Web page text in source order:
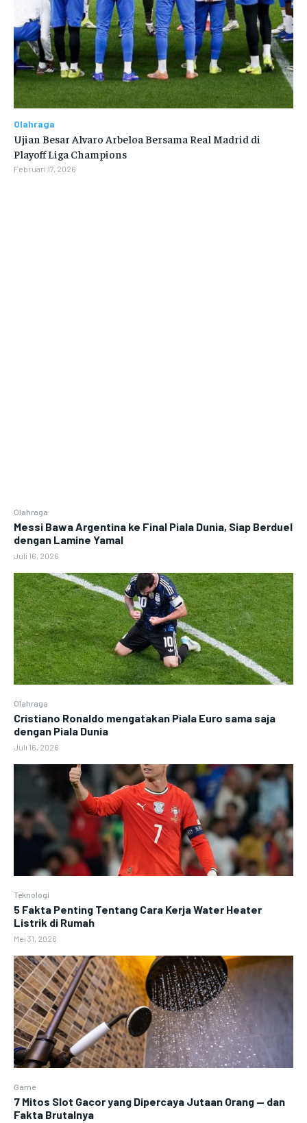
Olahraga
Messi Bawa Argentina ke Final Piala Dunia, Siap Berduel
dengan Lamine Yamal
Juli 16, 2026
Olahraga
Cristiano Ronaldo mengatakan Piala Euro sama saja
dengan Piala Dunia
Juli 16, 2026
Teknologi
5 Fakta Penting Tentang Cara Kerja Water Heater
Listrik di Rumah
Mei 31, 2026
Game
7 Mitos Slot Gacor yang Dipercaya Jutaan Orang — dan
Fakta Brutalnya
Olahraga
Ujian Besar Alvaro Arbeloa Bersama Real Madrid di
Playoff Liga Champions
Februari 17, 2026